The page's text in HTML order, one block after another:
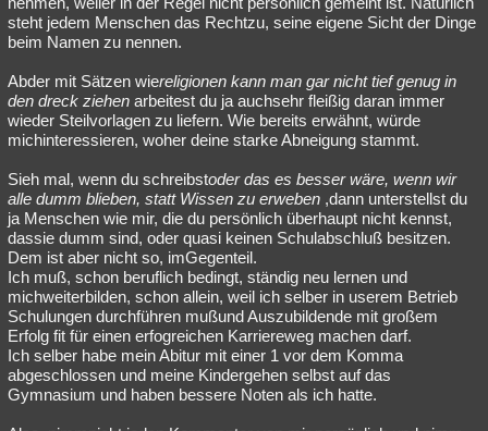
steht jedem Menschen das Rechtzu, seine eigene Sicht der Dinge
beim Namen zu nennen.
Abder mit Sätzen wiereligionen kann man gar nicht tief genug in
den dreck ziehen arbeitest du ja auchsehr fleißig daran immer
wieder Steilvorlagen zu liefern. Wie bereits erwähnt, würde
michinteressieren, woher deine starke Abneigung stammt.
Sieh mal, wenn du schreibstoder das es besser wäre, wenn wir
alle dumm blieben, statt Wissen zu erweben ,dann unterstellst du
ja Menschen wie mir, die du persönlich überhaupt nicht kennst,
dassie dumm sind, oder quasi keinen Schulabschluß besitzen.
Dem ist aber nicht so, imGegenteil.
Ich muß, schon beruflich bedingt, ständig neu lernen und
michweiterbilden, schon allein, weil ich selber in userem Betrieb
Schulungen durchführen mußund Auszubildende mit großem
Erfolg fit für einen erfogreichen Karriereweg machen darf.
Ich selber habe mein Abitur mit einer 1 vor dem Komma
abgeschlossen und meine Kindergehen selbst auf das
Gymnasium und haben bessere Noten als ich hatte.